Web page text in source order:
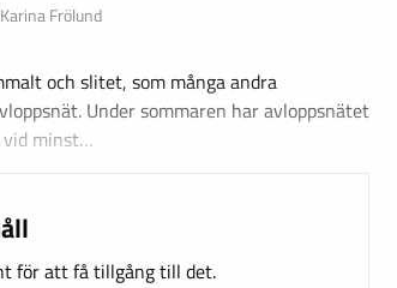
Frölund
och slitet, som många andra
Under sommaren har avloppsnätet
vid minst…
för att få tillgång till det.